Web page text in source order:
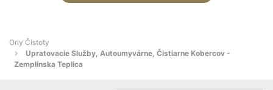
Orly Čistoty
Upratovacie Služby, Autoumyvárne, Čistiarne Kobercov -
Zemplínska Teplica